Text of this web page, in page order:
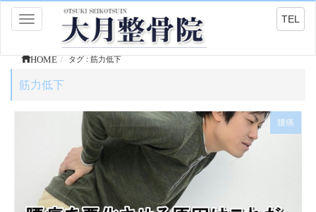
Toggle
navigation
TEL
HOME タグ : 筋力低下
筋力低下
腰痛